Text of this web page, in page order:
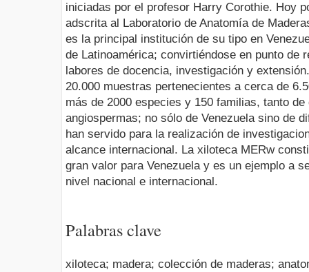
iniciadas por el profesor Harry Corothie. Hoy
adscrita al Laboratorio de Anatomía de
es la principal institución de su tipo en
de Latinoamérica; convirtiéndose en punto de
labores de docencia, investigación y
20.000 muestras pertenecientes a cerca de
más de 2000 especies y 150 familias, tanto
angiospermas; no sólo de Venezuela sino de
han servido para la realización de
alcance internacional. La xiloteca MERw
gran valor para Venezuela y es un ejemplo a
nivel nacional e internacional.
Palabras clave
xiloteca; madera; colección de maderas;